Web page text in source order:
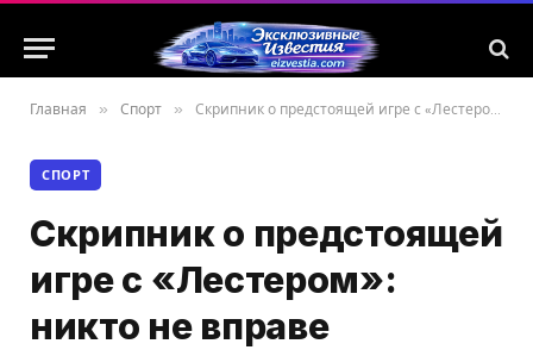
Главная » Спорт » Скрипник о предстоящей игре с «Лестером»: никто не вправе запретить нам мечтать
СПОРТ
Скрипник о предстоящей
игре с «Лестером»:
никто не вправе